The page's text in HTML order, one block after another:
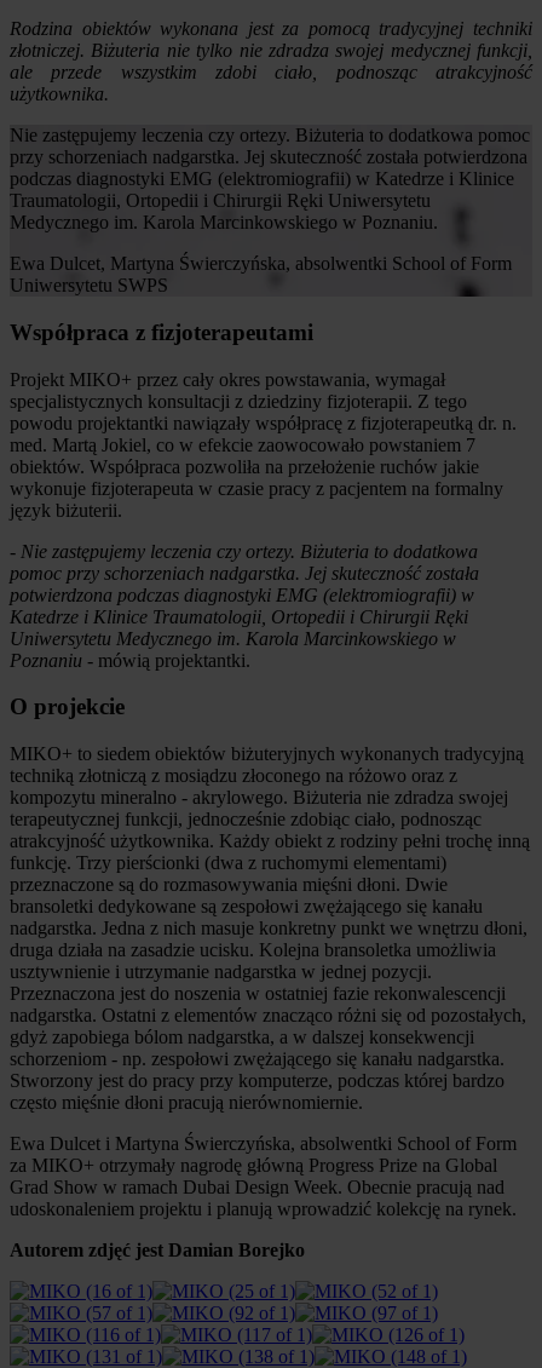
Rodzina obiektów wykonana jest za pomocą tradycyjnej techniki
złotniczej. Biżuteria nie tylko nie zdradza swojej medycznej funkcji,
ale przede wszystkim zdobi ciało, podnosząc atrakcyjność
użytkownika.
Nie zastępujemy leczenia czy ortezy. Biżuteria to dodatkowa pomoc
przy schorzeniach nadgarstka. Jej skuteczność została potwierdzona
podczas diagnostyki EMG (elektromiografii) w Katedrze i Klinice
Traumatologii, Ortopedii i Chirurgii Ręki Uniwersytetu
Medycznego im. Karola Marcinkowskiego w Poznaniu.
Ewa Dulcet, Martyna Świerczyńska, absolwentki School of Form
Uniwersytetu SWPS
Współpraca z fizjoterapeutami
Projekt MIKO+ przez cały okres powstawania, wymagał
specjalistycznych konsultacji z dziedziny fizjoterapii. Z tego
powodu projektantki nawiązały współpracę z fizjoterapeutką dr. n.
med. Martą Jokiel, co w efekcie zaowocowało powstaniem 7
obiektów. Współpraca pozwoliła na przełożenie ruchów jakie
wykonuje fizjoterapeuta w czasie pracy z pacjentem na formalny
język biżuterii.
- Nie zastępujemy leczenia czy ortezy. Biżuteria to dodatkowa
pomoc przy schorzeniach nadgarstka. Jej skuteczność została
potwierdzona podczas diagnostyki EMG (elektromiografii) w
Katedrze i Klinice Traumatologii, Ortopedii i Chirurgii Ręki
Uniwersytetu Medycznego im. Karola Marcinkowskiego w
Poznaniu - mówią projektantki.
O projekcie
MIKO+ to siedem obiektów biżuteryjnych wykonanych tradycyjną
techniką złotniczą z mosiądzu złoconego na różowo oraz z
kompozytu mineralno - akrylowego. Biżuteria nie zdradza swojej
terapeutycznej funkcji, jednocześnie zdobiąc ciało, podnosząc
atrakcyjność użytkownika. Każdy obiekt z rodziny pełni trochę inną
funkcję. Trzy pierścionki (dwa z ruchomymi elementami)
przeznaczone są do rozmasowywania mięśni dłoni. Dwie
bransoletki dedykowane są zespołowi zwężającego się kanału
nadgarstka. Jedna z nich masuje konkretny punkt we wnętrzu dłoni,
druga działa na zasadzie ucisku. Kolejna bransoletka umożliwia
usztywnienie i utrzymanie nadgarstka w jednej pozycji.
Przeznaczona jest do noszenia w ostatniej fazie rekonwalescencji
nadgarstka. Ostatni z elementów znacząco różni się od pozostałych,
gdyż zapobiega bólom nadgarstka, a w dalszej konsekwencji
schorzeniom - np. zespołowi zwężającego się kanału nadgarstka.
Stworzony jest do pracy przy komputerze, podczas której bardzo
często mięśnie dłoni pracują nierównomiernie.
Ewa Dulcet i Martyna Świerczyńska, absolwentki School of Form
za MIKO+ otrzymały nagrodę główną Progress Prize na Global
Grad Show w ramach Dubai Design Week. Obecnie pracują nad
udoskonaleniem projektu i planują wprowadzić kolekcję na rynek.
Autorem zdjęć jest Damian Borejko